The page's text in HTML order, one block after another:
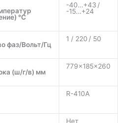
°C
-40…+43 /
-15…+24
фаз/Вольт/Гц
1 / 220 / 50
(ш/г/в) мм
779×185×260
R-410A
Нет